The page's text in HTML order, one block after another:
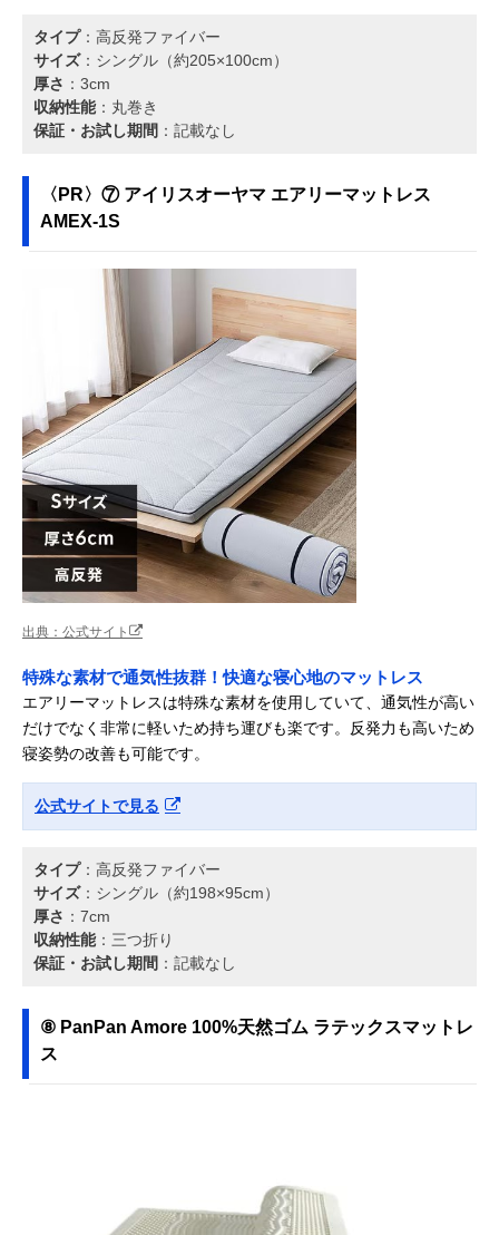
タイプ：高反発ファイバー
サイズ：シングル（約205×100cm）
厚さ ：3cm
収納性能：丸巻き
保証・お試し期間 ：記載なし
〈PR〉⑦ アイリスオーヤマ エアリーマットレス
AMEX-1S
出典：公式サイト
特殊な素材で通気性抜群！快適な寝心地のマットレス
エアリーマットレスは特殊な素材を使用していて、通気性が高い
だけでなく非常に軽いため持ち運びも楽です。反発力も高いため
寝姿勢の改善も可能です。
公式サイトで見る
タイプ：高反発ファイバー
サイズ：シングル（約198×95cm）
厚さ ：7cm
収納性能：三つ折り
保証・お試し期間 ：記載なし
⑧ PanPan Amore 100%天然ゴム ラテックスマットレ
ス